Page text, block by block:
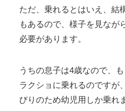
ただ、乗れるとはいえ、結
もあるので、様子を見なが
必要があります。
うちの息子は4歳なので、
ラクショに乗れるのですが
びりのため幼児用しか乗れ